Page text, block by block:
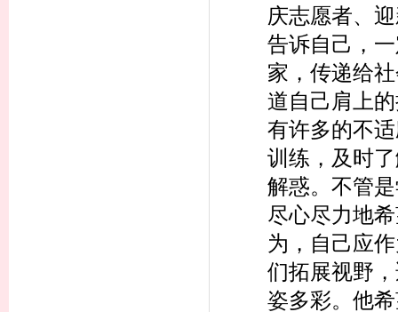
庆志愿者、
告诉自己，
家，传递给
道自己肩上
有许多的不
训练，及时
解惑。不管
尽心尽力地
为，自己应
们拓展视野
姿多彩。他